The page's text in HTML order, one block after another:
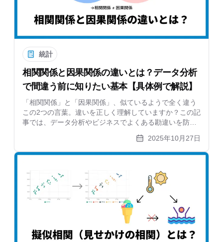
統計
相関関係と因果関係の違いとは？データ分析
で間違う前に知りたい基本【具体例で解説】
「相関関係」と「因果関係」、似ているようで全く違う
この2つの言葉。違いを正しく理解していますか？この記
事では、データ分析やビジネスでよくある勘違いを防ぐ
ため、相関関係と因果関係の決定的な違いを、アイスと
水難事故のような具体例を交えて分かりやすく解説しま
す。擬似相関についても触れ、データに騙されないため
2025年10月27日